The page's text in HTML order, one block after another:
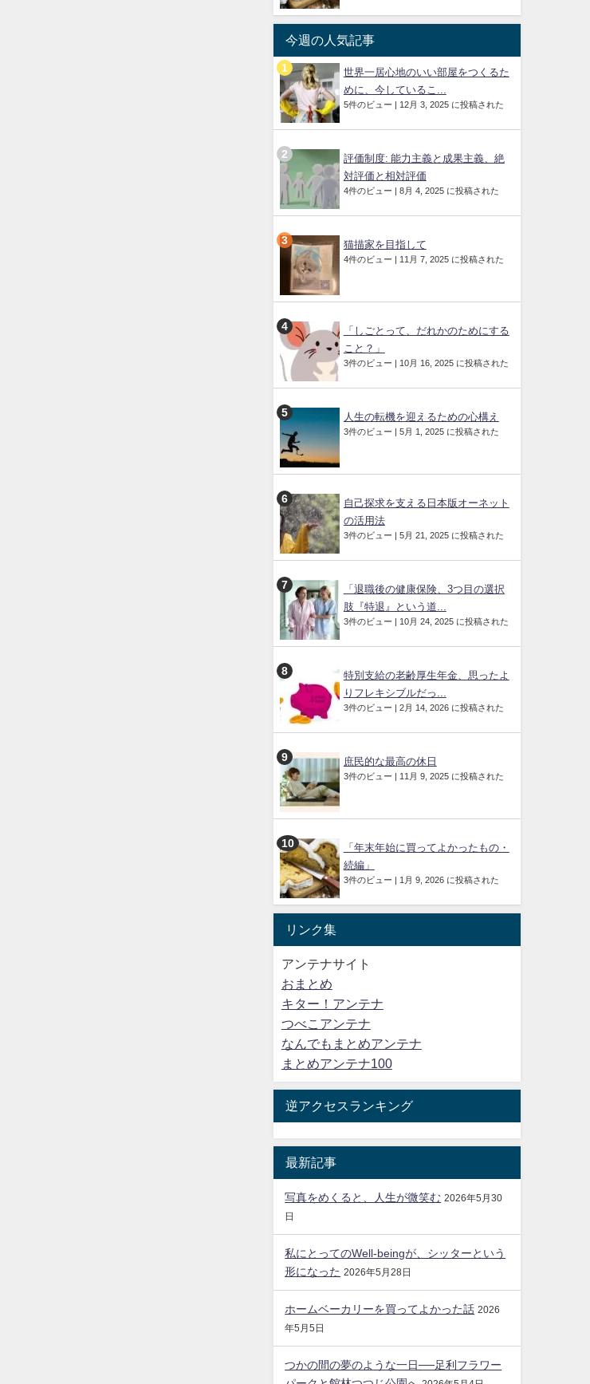
今週の人気記事
世界一居心地のいい部屋をつくるた
めに、今しているこ...
5件のビュー | 12月 3, 2025 に投稿された
評価制度: 能力主義と成果主義、絶
対評価と相対評価
4件のビュー | 8月 4, 2025 に投稿された
猫描家を目指して
4件のビュー | 11月 7, 2025 に投稿された
「しごとって、だれかのためにする
こと？」
3件のビュー | 10月 16, 2025 に投稿された
人生の転機を迎えるための心構え
3件のビュー | 5月 1, 2025 に投稿された
自己探求を支える日本版オーネット
の活用法
3件のビュー | 5月 21, 2025 に投稿された
「退職後の健康保険、3つ目の選択
肢『特退』という道...
3件のビュー | 10月 24, 2025 に投稿された
特別支給の老齢厚生年金、思ったよ
りフレキシブルだっ...
3件のビュー | 2月 14, 2026 に投稿された
庶民的な最高の休日
3件のビュー | 11月 9, 2025 に投稿された
「年末年始に買ってよかったもの・
続編」
3件のビュー | 1月 9, 2026 に投稿された
リンク集
アンテナサイト
おまとめ
キター！アンテナ
つべこアンテナ
なんでもまとめアンテナ
まとめアンテナ100
逆アクセスランキング
最新記事
写真をめくると、人生が微笑む 2026年5月30
日
私にとってのWell-beingが、シッターという
形になった 2026年5月28日
ホームベーカリーを買ってよかった話 2026
年5月5日
つかの間の夢のような一日──足利フラワー